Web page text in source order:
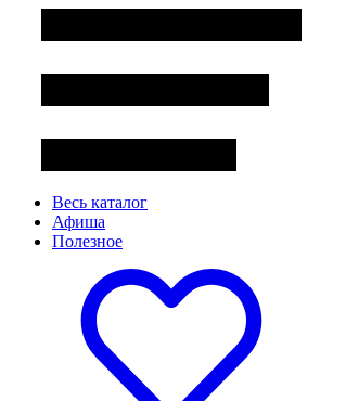
Весь каталог
Афиша
Полезное